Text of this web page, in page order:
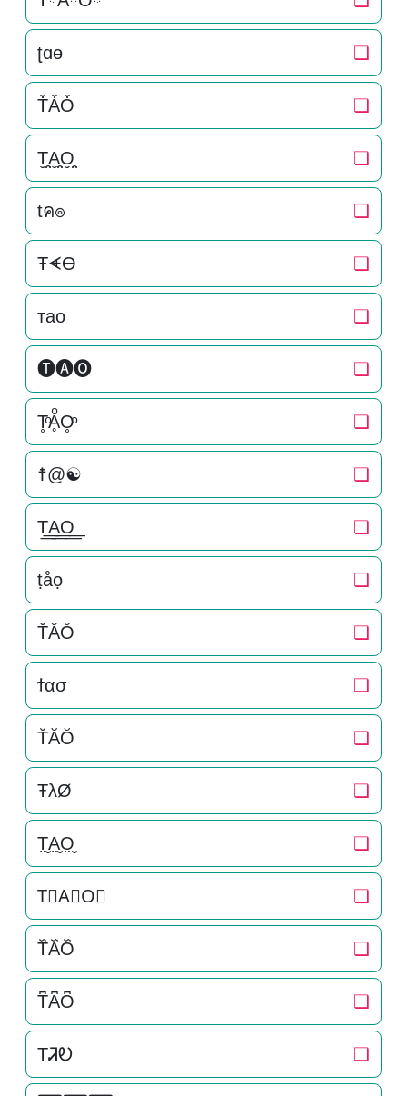
ʈɑɵ ❏
T͒A͒O͒ ❏
T̬̤̯A̬̤̯O̬̤̯ ❏
tค๏ ❏
ŦᗛƟ ❏
тao ❏
🅣🅐🅞 ❏
T̥ͦḀͦO̥ͦ ❏
☨@☯ ❏
T͟͟A͟͟O͟͟ ❏
ṭåọ ❏
T̆ĂŎ ❏
ϯασ ❏
T̆ĂŎ ❏
ŦλØ ❏
T̤̮A̤̮O̤̮ ❏
T⃘A⃘O⃘ ❏
T᷈A᷈O᷈ ❏
T͆A͆O͆ ❏
TᏘᎧ ❏